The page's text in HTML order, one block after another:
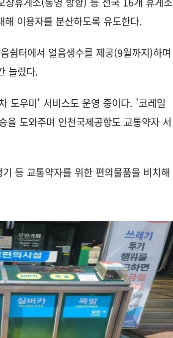
이용자를 분산하도록 유도한다.
쉼터에서 얼음생수를 제공(9월까지)하며
늘렸다.
도우미' 서비스도 운영 중이다. '코레일
도와주며 인천국제공항도 교통약자 서
등 교통약자를 위한 편의물품을 비치해